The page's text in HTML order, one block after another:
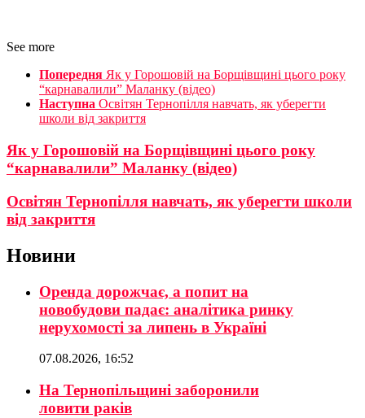
See more
Попередня Як у Горошовій на Борщівщині цього року
“карнавалили” Маланку (відео)
Наступна Освітян Тернопілля навчать, як уберегти
школи від закриття
Як у Горошовій на Борщівщині цього року
“карнавалили” Маланку (відео)
Освітян Тернопілля навчать, як уберегти школи
від закриття
Новини
Оренда дорожчає, а попит на
новобудови падає: аналітика ринку
нерухомості за липень в Україні
07.08.2026, 16:52
На Тернопільщині заборонили
ловити раків